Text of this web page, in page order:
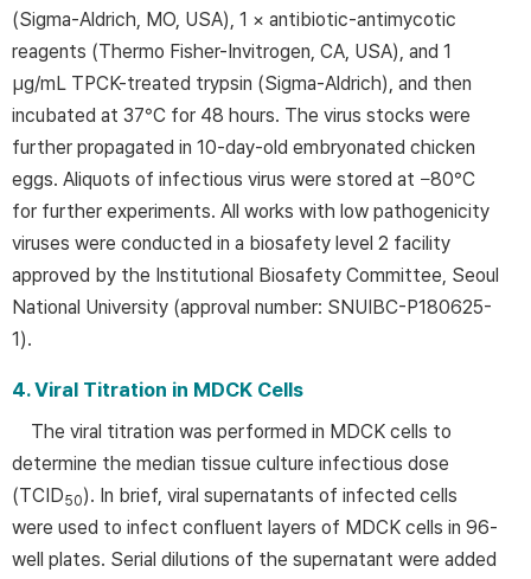
(Sigma-Aldrich, MO, USA), 1 × antibiotic-antimycotic
reagents (Thermo Fisher-Invitrogen, CA, USA), and 1
µg/mL TPCK-treated trypsin (Sigma-Aldrich), and then
incubated at 37°C for 48 hours. The virus stocks were
further propagated in 10-day-old embryonated chicken
eggs. Aliquots of infectious virus were stored at −80°C
for further experiments. All works with low pathogenicity
viruses were conducted in a biosafety level 2 facility
approved by the Institutional Biosafety Committee, Seoul
National University (approval number: SNUIBC-P180625-
1).
4. Viral Titration in MDCK Cells
The viral titration was performed in MDCK cells to
determine the median tissue culture infectious dose
(TCID50). In brief, viral supernatants of infected cells
were used to infect confluent layers of MDCK cells in 96-
well plates. Serial dilutions of the supernatant were added